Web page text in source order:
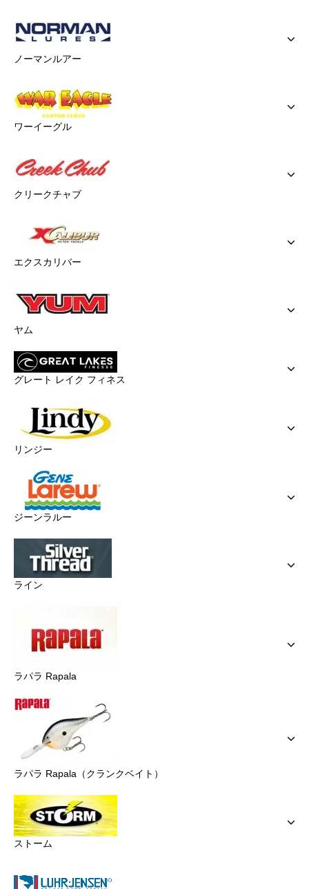
ノーマンルアー
ワーイーグル
クリークチャブ
エクスカリバー
ヤム
グレート レイク フィネス
リンジー
ジーンラルー
ライン
ラパラ Rapala
ラパラ Rapala（クランクベイト）
ストーム